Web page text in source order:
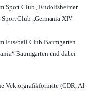
Sport Club „Rudolfsheimer
Club „Germania XIV-
Fussball Club Baumgarten
Baumgarten und dabei
Vektorgrafikformate (CDR, AI